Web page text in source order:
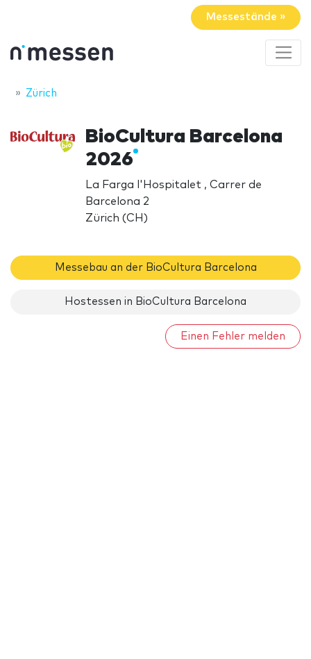
Messestände »
Zürich
BioCultura Barcelona
2026
La Farga l'Hospitalet , Carrer de
Barcelona 2
Zürich (CH)
Messebau an der BioCultura Barcelona
Hostessen in BioCultura Barcelona
Einen Fehler melden